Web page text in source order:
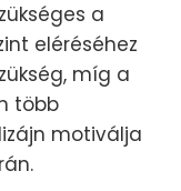
a
eléréséhez
míg a
több
motiválja